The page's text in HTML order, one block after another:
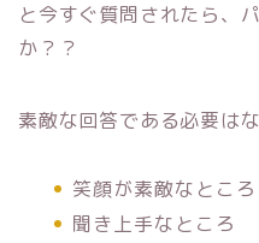
と今すぐ質問されたら、
か？？
素敵な回答である必要はな
笑顔が素敵なところ
聞き上手なところ